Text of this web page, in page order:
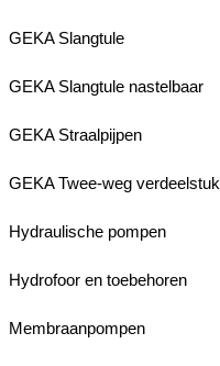
GEKA Slangtule
GEKA Slangtule nastelbaar
GEKA Straalpijpen
GEKA Twee-weg verdeelstuk
Hydraulische pompen
Hydrofoor en toebehoren
Membraanpompen